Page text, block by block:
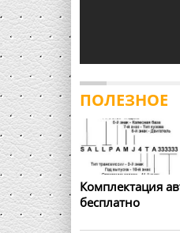
ПОЛЕЗНОЕ
Комплектация
бесплатно